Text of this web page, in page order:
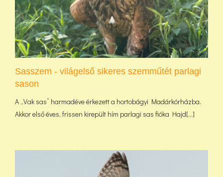
Sasszem - világelső sikeres szemműtét parlagi
sason
A „Vak sas” harmadéve érkezett a hortobágyi Madárkórházba.
Akkor első éves, frissen kirepült hím parlagi sas fióka Hajd[...]